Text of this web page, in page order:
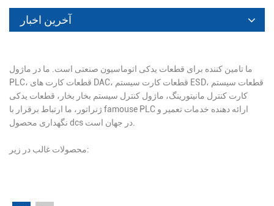
آخرین اخبار
ما تامین کننده برای قطعات یدکی اتوماسیون صنعتی است. ما در ماژول
PLC، قطعات کارت های DAC، قطعات کارت سیستم ESD، قطعات سیستم
کارت کنترل مانیتورینگ، ماژول کنترل سیستم بخار بخار، قطعات یدکی
ژنراتور، ما ارتباط برقرار با famouse PLC ارائه دهنده خدمات تعمیر و
محصولات غالب در زیر: